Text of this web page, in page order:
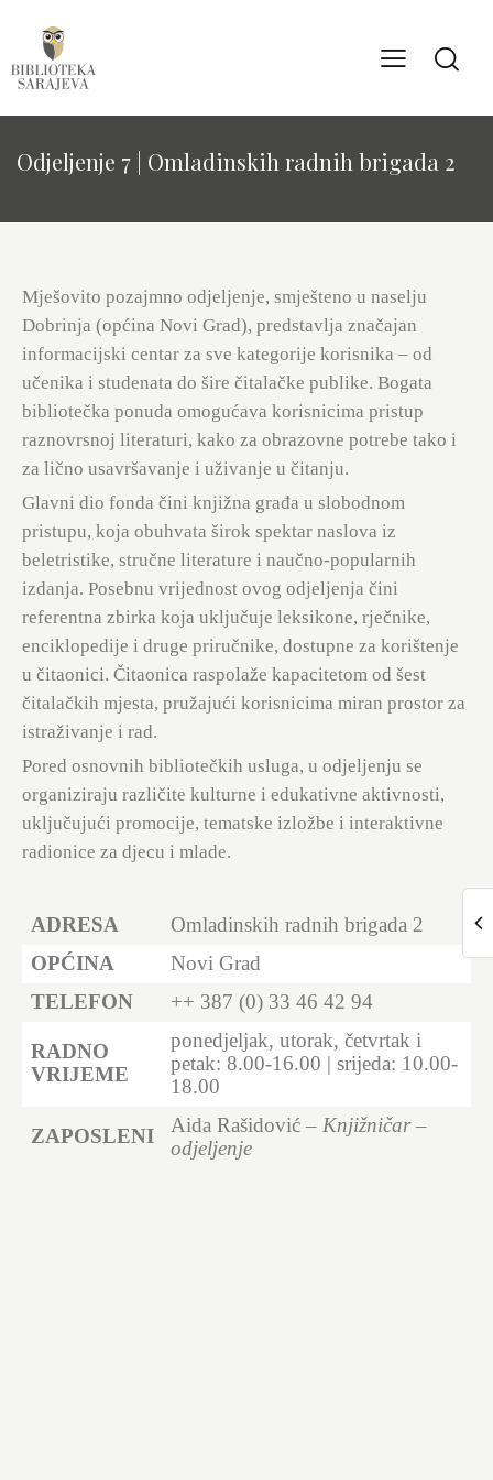
Odjeljenje 7 | Omladinskih radnih brigada 2
Mješovito pozajmno odjeljenje, smješteno u naselju
Dobrinja (općina Novi Grad), predstavlja značajan
informacijski centar za sve kategorije korisnika – od
učenika i studenata do šire čitalačke publike. Bogata
bibliotečka ponuda omogućava korisnicima pristup
raznovrsnoj literaturi, kako za obrazovne potrebe tako i
za lično usavršavanje i uživanje u čitanju.
Glavni dio fonda čini knjižna građa u slobodnom
pristupu, koja obuhvata širok spektar naslova iz
beletristike, stručne literature i naučno-popularnih
izdanja. Posebnu vrijednost ovog odjeljenja čini
referentna zbirka koja uključuje leksikone, rječnike,
enciklopedije i druge priručnike, dostupne za korištenje
u čitaonici. Čitaonica raspolaže kapacitetom od šest
čitalačkih mjesta, pružajući korisnicima miran prostor za
istraživanje i rad.
Pored osnovnih bibliotečkih usluga, u odjeljenju se
organiziraju različite kulturne i edukativne aktivnosti,
uključujući promocije, tematske izložbe i interaktivne
radionice za djecu i mlade.
ADRESA
Omladinskih radnih brigada 2
OPĆINA
Novi Grad
TELEFON
++ 387 (0) 33 46 42 94
RADNO
VRIJEME
ponedjeljak, utorak, četvrtak i
petak: 8.00-16.00 | srijeda: 10.00-
18.00
ZAPOSLENI Aida Rašidović – Knjižničar –
odjeljenje